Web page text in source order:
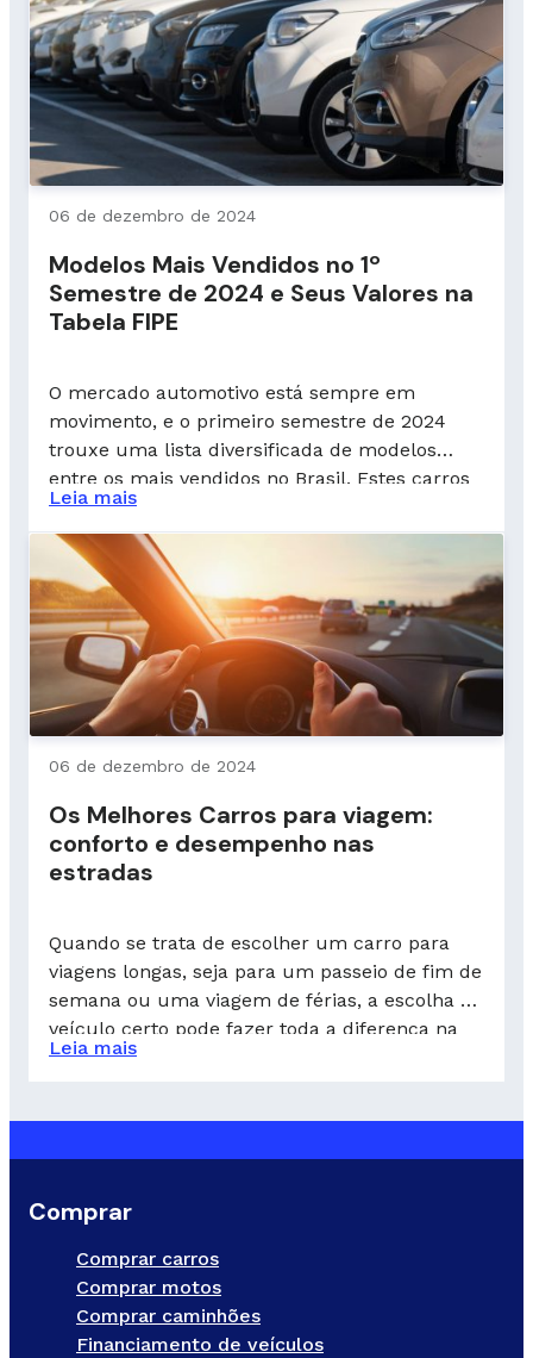
coisa? Como pagar o licenciamento anual?
Onde pagar o IPVA? E, […]
06 de dezembro de 2024
Modelos Mais Vendidos no 1º
Semestre de 2024 e Seus Valores na
Tabela FIPE
O mercado automotivo está sempre em
movimento, e o primeiro semestre de 2024
trouxe uma lista diversificada de modelos
entre os mais vendidos no Brasil. Estes carros
refletem as preferências dos consumidores
por desempenho, economia, conforto e
inovação, fatores essenciais na decisão de
compra. Se você está pensando em trocar de
carro ou adquirir o […]
Leia mais
06 de dezembro de 2024
Os Melhores Carros para viagem:
conforto e desempenho nas
estradas
Quando se trata de escolher um carro para
viagens longas, seja para um passeio de fim de
semana ou uma viagem de férias, a escolha do
veículo certo pode fazer toda a diferença na
experiência. Conforto, desempenho,
Leia mais
Comprar
Comprar carros
Comprar motos
Comprar caminhões
Financiamento de veículos